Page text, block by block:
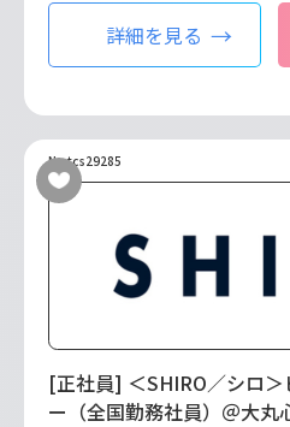
詳細を見る
No.tcs29285
[正社員] ＜SHIRO／シロ
ー（全国勤務社員）＠大丸